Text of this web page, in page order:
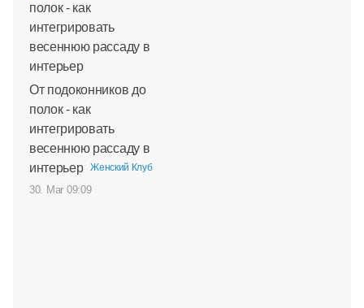
От подоконников до
полок - как
интегрировать
весеннюю рассаду в
интерьер
Женский Клуб
30. Mar 09:09